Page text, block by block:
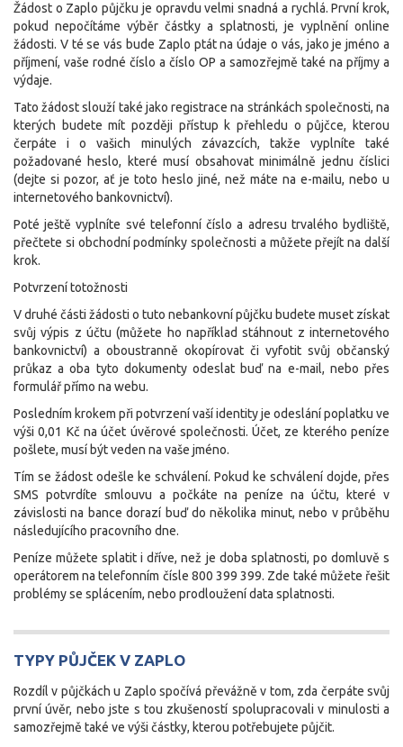
Žádost o Zaplo půjčku je opravdu velmi snadná a rychlá. První krok,
pokud nepočítáme výběr částky a splatnosti, je vyplnění online
žádosti. V té se vás bude Zaplo ptát na údaje o vás, jako je jméno a
příjmení, vaše rodné číslo a číslo OP a samozřejmě také na příjmy a
výdaje.
Tato žádost slouží také jako registrace na stránkách společnosti, na
kterých budete mít později přístup k přehledu o půjčce, kterou
čerpáte i o vašich minulých závazcích, takže vyplníte také
požadované heslo, které musí obsahovat minimálně jednu číslici
(dejte si pozor, ať je toto heslo jiné, než máte na e-mailu, nebo u
internetového bankovnictví).
Poté ještě vyplníte své telefonní číslo a adresu trvalého bydliště,
přečtete si obchodní podmínky společnosti a můžete přejít na další
krok.
Potvrzení totožnosti
V druhé části žádosti o tuto nebankovní půjčku budete muset získat
svůj výpis z účtu (můžete ho například stáhnout z internetového
bankovnictví) a oboustranně okopírovat či vyfotit svůj občanský
průkaz a oba tyto dokumenty odeslat buď na e-mail, nebo přes
formulář přímo na webu.
Posledním krokem při potvrzení vaší identity je odeslání poplatku ve
výši 0,01 Kč na účet úvěrové společnosti. Účet, ze kterého peníze
pošlete, musí být veden na vaše jméno.
Tím se žádost odešle ke schválení. Pokud ke schválení dojde, přes
SMS potvrdíte smlouvu a počkáte na peníze na účtu, které v
závislosti na bance dorazí buď do několika minut, nebo v průběhu
následujícího pracovního dne.
Peníze můžete splatit i dříve, než je doba splatnosti, po domluvě s
operátorem na telefonním čísle 800 399 399. Zde také můžete řešit
problémy se splácením, nebo prodloužení data splatnosti.
TYPY PŮJČEK V ZAPLO
Rozdíl v půjčkách u Zaplo spočívá převážně v tom, zda čerpáte svůj
první úvěr, nebo jste s tou zkušeností spolupracovali v minulosti a
samozřejmě také ve výši částky, kterou potřebujete půjčit.